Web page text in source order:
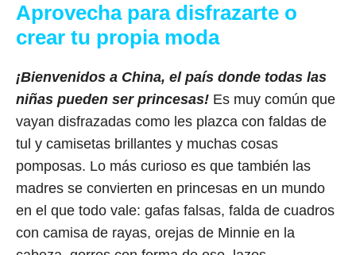
Aprovecha para disfrazarte o
crear tu propia moda
¡Bienvenidos a China, el país donde todas las
niñas pueden ser princesas! Es muy común que
vayan disfrazadas como les plazca con faldas de
tul y camisetas brillantes y muchas cosas
pomposas. Lo más curioso es que también las
madres se convierten en princesas en un mundo
en el que todo vale: gafas falsas, falda de cuadros
con camisa de rayas, orejas de Minnie en la